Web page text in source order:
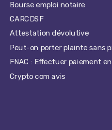
Bourse emploi notaire
CARCDSF
Attestation dévolutive
Peut-on porter plainte sans
FNAC : Effectuer paiement
Crypto com avis